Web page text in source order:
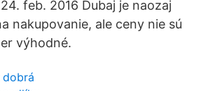
feb. 2016 Dubaj je naozaj
nakupovanie, ale ceny nie sú
výhodné.
dobrá